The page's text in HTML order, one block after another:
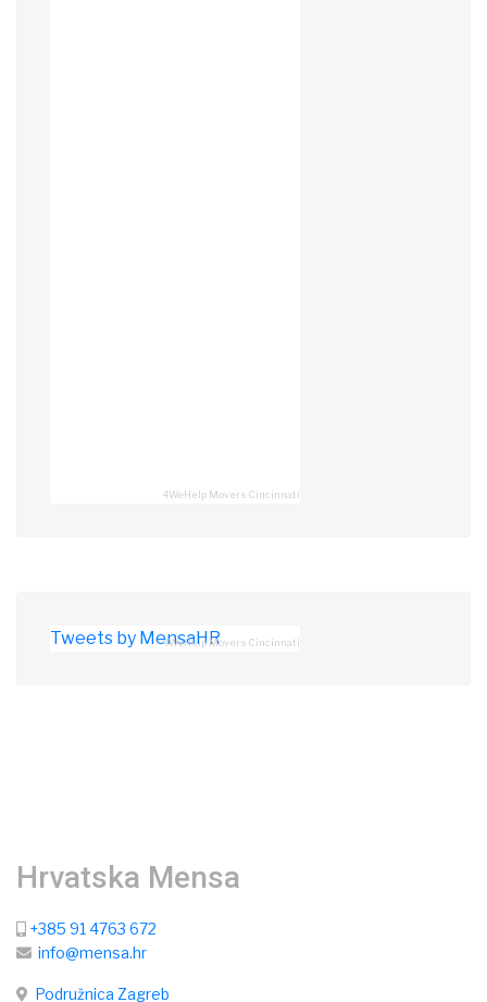
4WeHelp Movers Cincinnati
Tweets by MensaHR4WeHelp Movers Cincinnati
Hrvatska Mensa
+385 91 4763 672
info@mensa.hr
Podružnica Zagreb